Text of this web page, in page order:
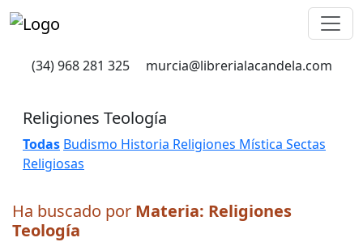
(34) 968 281 325 murcia@librerialacandela.com
Religiones Teología
Todas Budismo Historia Religiones Mística Sectas
Religiosas
Ha buscado por Materia: Religiones
Teología